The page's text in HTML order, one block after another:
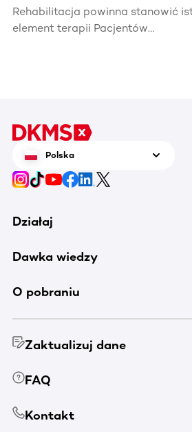
Rehabilitacja powinna stanowić
element terapii Pacjentów
Polska
Działaj
Dawka wiedzy
O pobraniu
Zaktualizuj dane
FAQ
Kontakt